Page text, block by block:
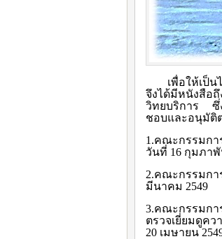
เพื่อให้เป็
จึงได้มีหนังสือ
วิทยบริการ ซึ่
ชอบและอนุมัติ
1.คณะกรรมกา
วันที่ 16 กุมภาพั
2.คณะกรรมกา
มีนาคม 2549
3.คณะกรรมกา
ตรวจเยี่ยมดูค
20 เมษายน